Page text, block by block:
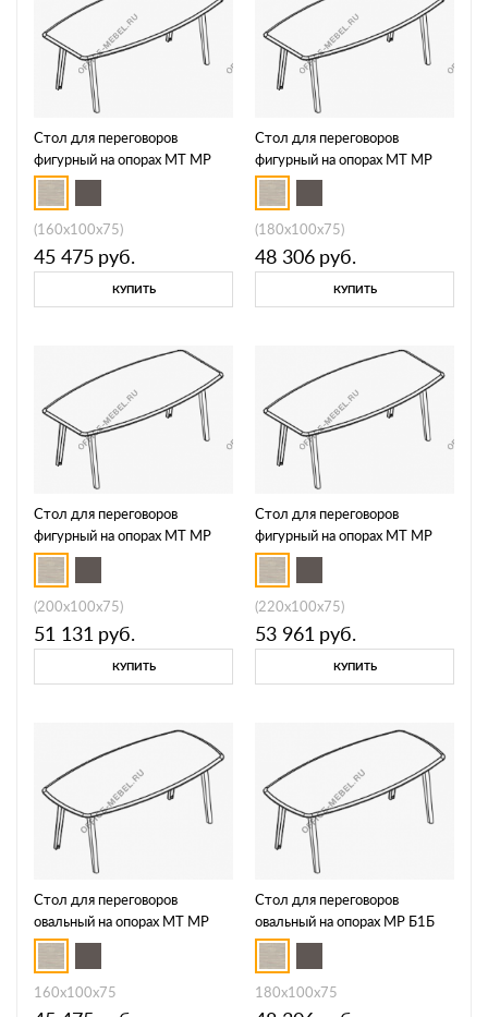
Стол для переговоров
фигурный на опорах МТ МР
Б1Б 141
(160x100x75)
45 475 руб.
КУПИТЬ
Стол для переговоров
фигурный на опорах МТ МР
Б1Б 142
(180x100x75)
48 306 руб.
КУПИТЬ
Стол для переговоров
фигурный на опорах МТ МР
Б1Б 143
(200x100x75)
51 131 руб.
КУПИТЬ
Стол для переговоров
фигурный на опорах МТ МР
Б1Б 144
(220x100x75)
53 961 руб.
КУПИТЬ
Стол для переговоров
овальный на опорах МТ МР
Б1Б 145
160x100x75
Стол для переговоров
овальный на опорах МР Б1Б
146
180x100x75